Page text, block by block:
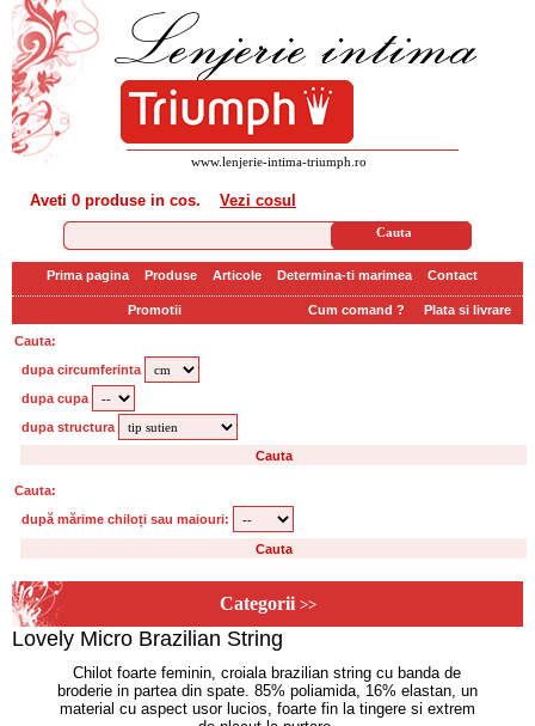
www.lenjerie-intima-triumph.ro
Aveti 0 produse in cos. Vezi cosul
Prima pagina Produse Articole Determina-ti marimea Contact
Promotii Cum comand ? Plata si livrare
Cauta:
dupa circumferinta
dupa cupa
dupa structura
Cauta:
după mărime chiloți sau maiouri:
Categorii >>
Lovely Micro Brazilian String
Chilot foarte feminin, croiala brazilian string cu banda de
broderie in partea din spate. 85% poliamida, 16% elastan, un
material cu aspect usor lucios, foarte fin la tingere si extrem